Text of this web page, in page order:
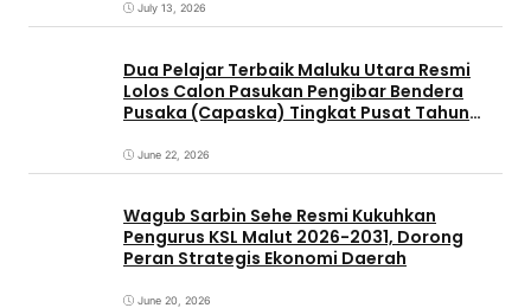
July 13, 2026
Dua Pelajar Terbaik Maluku Utara Resmi
Lolos Calon Pasukan Pengibar Bendera
Pusaka (Capaska) Tingkat Pusat Tahun
June 22, 2026
Wagub Sarbin Sehe Resmi Kukuhkan
Pengurus KSL Malut 2026-2031, Dorong
Peran Strategis Ekonomi Daerah
June 20, 2026